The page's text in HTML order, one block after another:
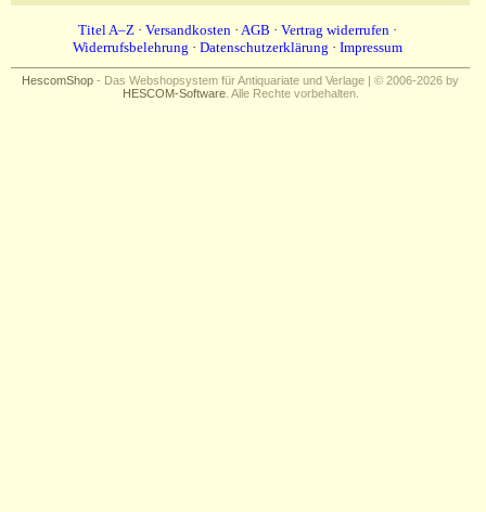
Titel A–Z · Versandkosten · AGB · Vertrag widerrufen ·
Widerrufsbelehrung · Datenschutzerklärung · Impressum
HescomShop - Das Webshopsystem für Antiquariate und Verlage | © 2006-2026 by
HESCOM-Software. Alle Rechte vorbehalten.